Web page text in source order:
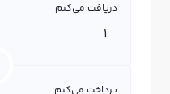
دریافت می‌کنم
پرداخت می‌کنم